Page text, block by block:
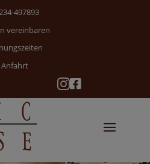
497893
vereinbaren
Anfahrt
 